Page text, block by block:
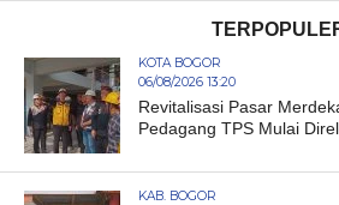
KOTA BOGOR
06/08/2026 13:20
Revitalisasi Pasar
Pedagang TPS Mulai
KAB. BOGOR